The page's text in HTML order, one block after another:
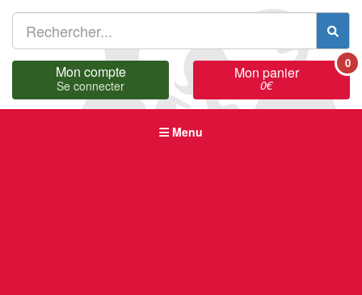
Mon compte
Se connecter
Mon panier
0€
0
Menu